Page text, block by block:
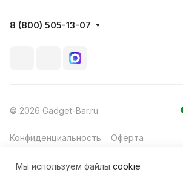
8 (800) 505-13-07
© 2026 Gadget-Bar.ru
Конфиденциальность Оферта
Мы используем файлы cookie